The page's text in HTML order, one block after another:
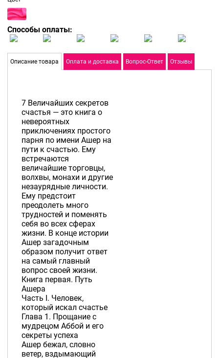
Способы оплаты:
Описание товара Оплата и доставка Вопрос-Ответ Отзывы
7 Величайших секретов
счастья — это книга о
невероятных
приключениях простого
парня по имени Ашер на
пути к счастью. Ему
встречаются
величайшие торговцы,
волхвы, монахи и другие
незаурядные личности.
Ему предстоит
преодолеть много
трудностей и поменять
себя во всех сферах
жизни. В конце истории
Ашер загадочным
образом получит ответ
на самый главный
вопрос своей жизни.
Книга первая. Путь
Ашера
Часть I. Человек,
который искал счастье
Глава 1. Прощание с
мудрецом Аббой и его
секреты успеха
Ашер бежал, словно
ветер, вздымающий